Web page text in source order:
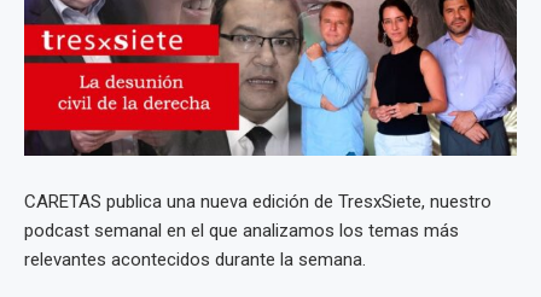
CARETAS publica una nueva edición de TresxSiete, nuestro
podcast semanal en el que analizamos los temas más
relevantes acontecidos durante la semana.